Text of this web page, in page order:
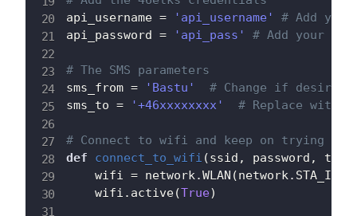
api_username = 'api_username'
# Add your
api_password = 'api_pass' # Add your
# The SMS parameters
sms_from = 'Bastu'
# Change if desired
sms_to = '+46xxxxxxxx' # Replace with
# Connect to wifi and keep on trying
def
connect_to_wifi (ssid , password ,
    wifi
= network .WLAN (network . STA_IF
    wifi
. active(True)